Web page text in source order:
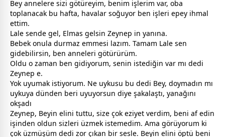
Bey annelere sizi götüreyim, benim işlerim var, oba
toplanacak bu hafta, havalar soğuyor ben işleri epey ihmal
ettim.
Lale sende gel, Elmas gelsin Zeynep in yanına.
Bebek onula durmaz emmesi lazım. Tamam Lale sen
gidebilirsin, ben anneleri götürürüm.
Oldu o zaman ben gidiyorum, senin istediğin var mı dedi
Zeynep e.
Yok uyumak istiyorum. Ne uykusu bu dedi Bey, doymadın mı
uykuya dünden beri uyuyorsun diye şakalaştı, yanağını
okşadı
Zeynep, Beyin elini tuttu, size çok eziyet verdim, beni af edin
işinden oldun sizleri üzmek istemedim. Ama görüyorum ki
çok üzmüşüm dedi zor çıkan bir sesle. Beyin elini öptü beni